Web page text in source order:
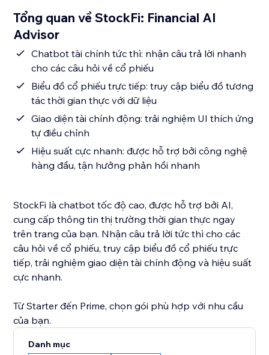
Tổng quan về StockFi: Financial AI
Advisor
Chatbot tài chính tức thì: nhận câu trả lời nhanh
cho các câu hỏi về cổ phiếu
Biểu đồ cổ phiếu trực tiếp: truy cập biểu đồ tương
tác thời gian thực với dữ liệu
Giao diện tài chính động: trải nghiệm UI thích ứng
tự điều chỉnh
Hiệu suất cực nhanh: được hỗ trợ bởi công nghệ
hàng đầu, tận hưởng phản hồi nhanh
StockFi là chatbot tốc độ cao, được hỗ trợ bởi AI,
cung cấp thông tin thị trường thời gian thực ngay
trên trang của bạn. Nhận câu trả lời tức thì cho các
câu hỏi về cổ phiếu, truy cập biểu đồ cổ phiếu trực
tiếp, trải nghiệm giao diện tài chính động và hiệu suất
cực nhanh.
Từ Starter đến Prime, chọn gói phù hợp với nhu cầu
của bạn.
Danh mục